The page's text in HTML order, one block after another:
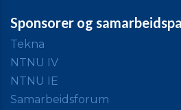
Sponsorer og
Tekna
NTNU IV
NTNU IE
Samarbeidsforum